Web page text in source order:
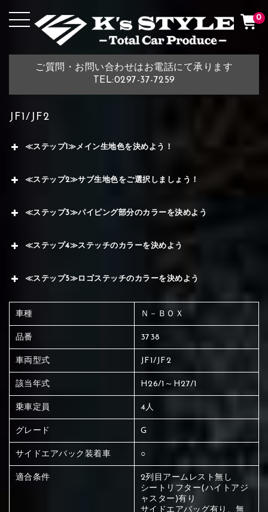
ご質問・お問い合わせはお電話にて承ります
TEL:0297-37-7259
0
JF1/JF2
≪ステップ1≫メイン生地色を決めよう！
≪ステップ2≫サブ生地色をご選択しましょう！
≪ステップ3≫パイピング部分のカラーを決めよう
≪ステップ4≫ステッチのカラーを決めよう
≪ステップ5≫ロゴステッチのカラーを決めよう
車種 Ｎ－ＢＯＸ
品番 3738
車両型式 JF1/JF2
該当年式 H26/1～H27/1
乗車定員 4人
グレード G
サイドエアバック装着車 ○
適合条件
2列目アームレスト無し
シートリフター(ハイトアジ
ャスター)有り
サイドエアバッグ有り、無